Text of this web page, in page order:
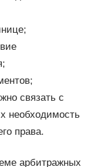
связать с
необходимость
права.
арбитражных